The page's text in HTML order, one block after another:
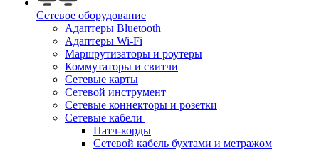
Сетевое оборудование
Адаптеры Bluetooth
Адаптеры Wi-Fi
Маршрутизаторы и роутеры
Коммутаторы и свитчи
Сетевые карты
Сетевой инструмент
Сетевые коннекторы и розетки
Сетевые кабели
Патч-корды
Сетевой кабель бухтами и метражом